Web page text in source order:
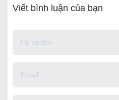
Viết bình luận của bạn